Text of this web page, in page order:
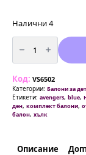
Налични 4
количество
за
Комплект
балони
(Avengers)
–
5
броя
Код: VS6502
Категории: Балони за
Етикети: avengers, blue,
ден, комплект балони,
балон, хълк
Описание